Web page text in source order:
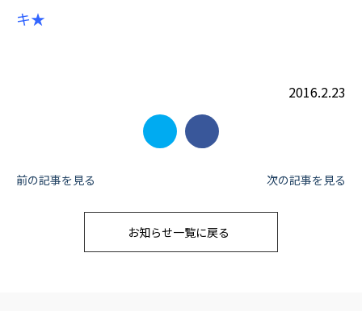
キ★
2016.2.23
投
前の記事を見る 次の記事を見る
お知らせ一覧に戻る